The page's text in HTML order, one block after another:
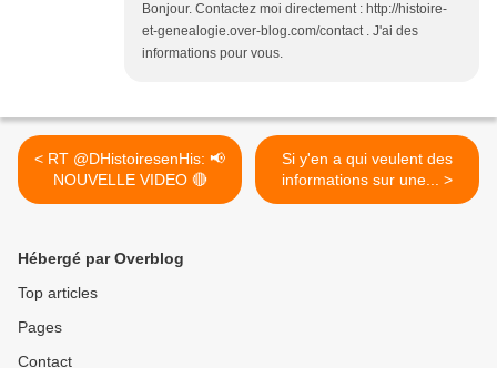
Bonjour. Contactez moi directement : http://histoire-
et-genealogie.over-blog.com/contact . J'ai des
informations pour vous.
< RT @DHistoiresenHis: 📢
NOUVELLE VIDEO 🔴
Si y'en a qui veulent des
informations sur une... >
Hébergé par Overblog
Top articles
Pages
Contact